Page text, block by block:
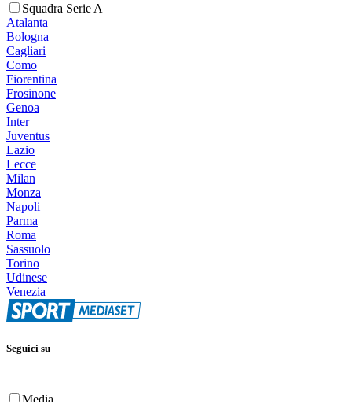
Squadra Serie A
Atalanta
Bologna
Cagliari
Como
Fiorentina
Frosinone
Genoa
Inter
Juventus
Lazio
Lecce
Milan
Monza
Napoli
Parma
Roma
Sassuolo
Torino
Udinese
Venezia
Seguici su
Media